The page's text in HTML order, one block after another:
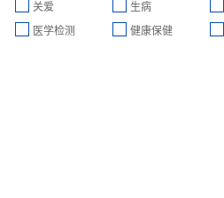
关爱
生病
医学检测 健康保健